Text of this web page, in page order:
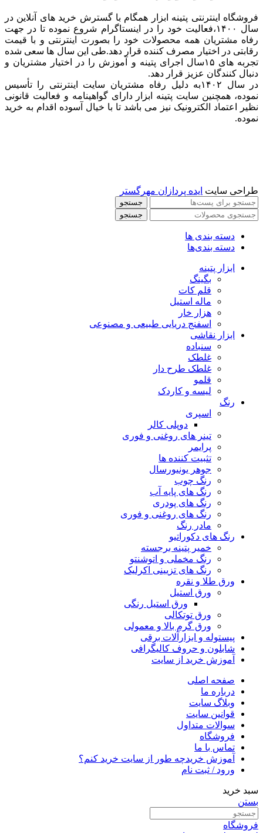
فروشگاه اینترنتی پتینه ابزار همگام با گسترش خرید های آنلاین در
سال ۱۴۰۰،فعالیت خود را در اینستاگرام شروع نموده تا در جهت
رفاه مشتریان همه محصولات خود را بصورت اینترنتی و با قیمت
رقابتی در اختیار مصرف کننده قرار دهد.طی این سال ها سعی شده
تجربه های ۱۵سال اجرای پتینه و آموزش را در اختیار مشتریان و
دنبال کنندگان عزیز قرار دهد.
در سال ۱۴۰۲به دلیل رفاه مشتریان سایت اینترنتی را تأسیس
نموده، همچنین سایت پتینه ابزار دارای گواهینامه و فعالیت قانونی
نظیر اعتماد الکترونیک نیز می باشد تا با خیال آسوده اقدام به خرید
نموده.
طراحی سایت ایده پردازان مهرگستر
جستجو
جستجو
دسته بندی ها
دسته بندی‌ها
ابزار پتینه
بگینگ
قلم کات
ماله استیل
هزار خار
اسفنج دریایی طبیعی و مصنوعی
ابزار نقاشی
سنباده
غلطک
غلطک طرح دار
قلمو
لیسه و کاردک
رنگ
اسپری
دوپلی کالر
تینر های روغنی و فوری
پرایمر
تثبیت کننده ها
جوهر یونیورسال
رنگ چوب
رنگ‌ های پایه آب
رنگ های پودری
رنگ‌ های روغنی و فوری
مادر رنگ
رنگ های دکوراتیو
خمیر پتینه برجسته
رنگ مخملی و اتوشنتو
رنگ های تزیینی اکرلیک
ورق طلا و نقره
ورق استیل
ورق استیل رنگی
ورق توتکالی
ورق گرم بالا و معمولی
پیستوله و ابزارآلات برقی
شابلون و حروف کالیگرافی
آموزش خرید از سایت
صفحه اصلی
درباره ما
وبلاگ سایت
قوانین سایت
سوالات متداول
فروشگاه
تماس با ما
آموزش خریدچه طور از سایت خرید کنم؟
ورود / ثبت نام
سبد خرید
بستن
فروشگاه